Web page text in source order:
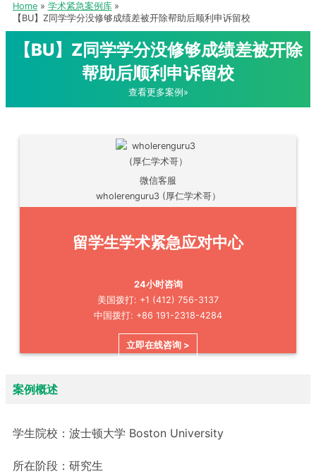
Home
学术紧急案例库
【BU】Z同学学分没修够成绩差被开除帮助后顺利申诉留校
【BU】Z同学学分没修够成绩差被开除
帮助后顺利申诉留校
查看更多案例»
微信客服
wholerenguru3 (厚仁学术哥）
留学生学术紧急应对中心
24小时咨询
美国拨打: +1 (412) 756-3137
中国拨打: +86 191-2318-4284
立即在线咨询 >
案例概述
学生院校： 波士顿大学 Boston University
所在阶段： 研究生